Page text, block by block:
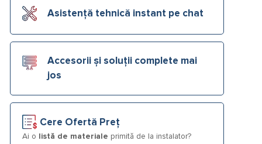
Asistență tehnică instant pe chat
Accesorii și soluții complete mai
jos
Cere Ofertă Preț
Ai o listă de materiale primită de la instalator?